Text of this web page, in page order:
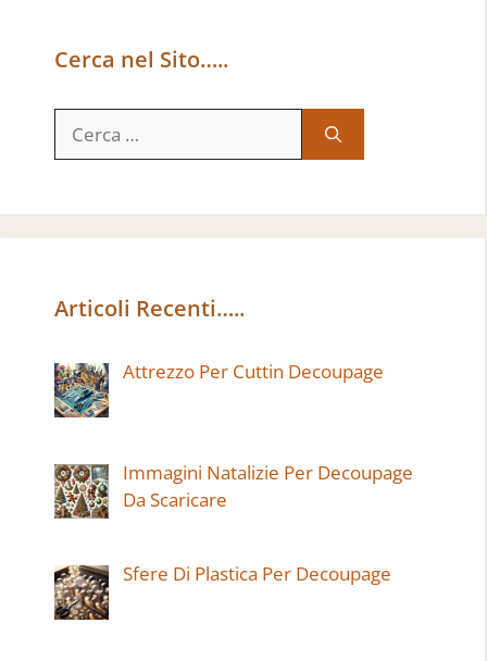
Cerca nel Sito…..
per:
Articoli Recenti…..
Attrezzo Per Cuttin Decoupage
Immagini Natalizie Per Decoupage
Da Scaricare
Sfere Di Plastica Per Decoupage